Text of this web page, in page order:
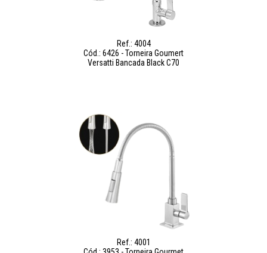
Ref.: 4004
Cód.: 6426 - Torneira Goumert
Versatti Bancada Black C70
Ref.: 4001